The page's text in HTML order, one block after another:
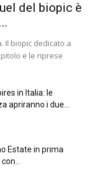
del biopic è
Il biopic dedicato a
e le riprese
in Italia: le
apriranno i due...
Estate in prima